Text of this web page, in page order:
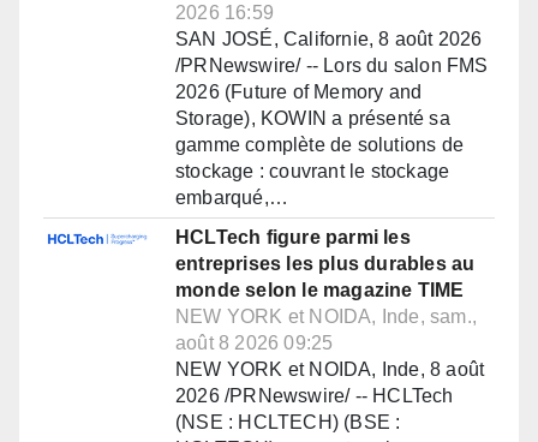
2026 16:59
SAN JOSÉ, Californie, 8 août 2026
/PRNewswire/ -- Lors du salon FMS
2026 (Future of Memory and
Storage), KOWIN a présenté sa
gamme complète de solutions de
stockage : couvrant le stockage
embarqué,…
HCLTech figure parmi les
entreprises les plus durables au
monde selon le magazine TIME
NEW YORK et NOIDA, Inde, sam.,
août 8 2026 09:25
NEW YORK et NOIDA, Inde, 8 août
2026 /PRNewswire/ -- HCLTech
(NSE : HCLTECH) (BSE :